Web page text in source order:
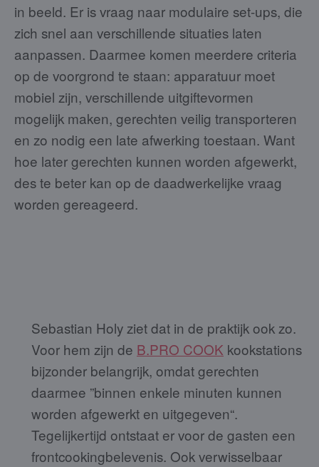
in beeld. Er is vraag naar modulaire set-ups, die
zich snel aan verschillende situaties laten
aanpassen. Daarmee komen meerdere criteria
op de voorgrond te staan: apparatuur moet
mobiel zijn, verschillende uitgiftevormen
mogelijk maken, gerechten veilig transporteren
en zo nodig een late afwerking toestaan. Want
hoe later gerechten kunnen worden afgewerkt,
des te beter kan op de daadwerkelijke vraag
worden gereageerd.
Sebastian Holy ziet dat in de praktijk ook zo.
Voor hem zijn de B.PRO COOK kookstations
bijzonder belangrijk, omdat gerechten
daarmee ”binnen enkele minuten kunnen
worden afgewerkt en uitgegeven“.
Tegelijkertijd ontstaat er voor de gasten een
frontcookingbelevenis. Ook verwisselbaar